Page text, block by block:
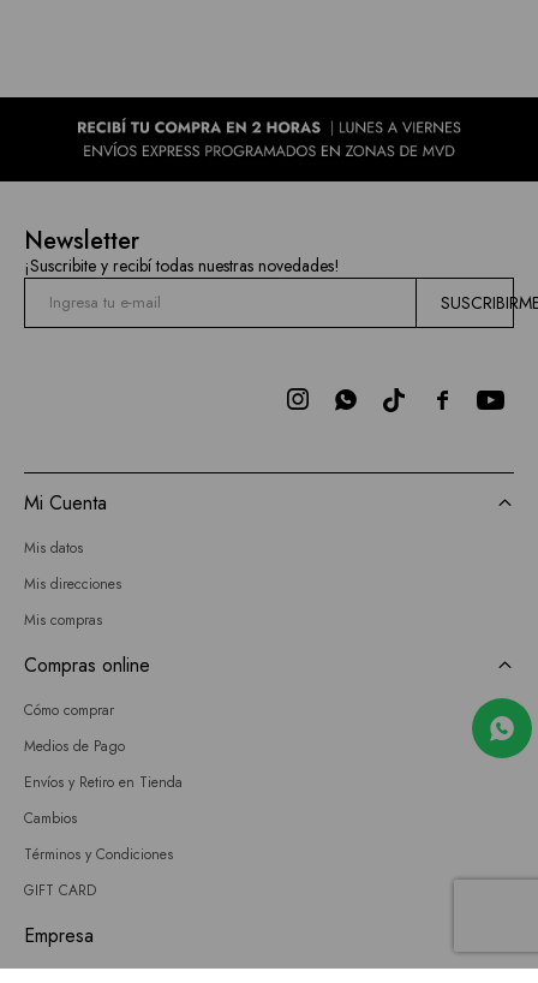
Newsletter
¡Suscribite y recibí todas nuestras novedades!

 
Mi Cuenta
Mis datos
Mis direcciones
Mis compras
Compras online
Cómo comprar
Medios de Pago
Envíos y Retiro en Tienda
Cambios
Términos y Condiciones
GIFT CARD
Empresa